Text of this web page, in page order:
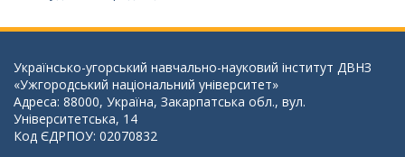
Українсько-угорський навчально-науковий інститут ДВНЗ
«Ужгородський національний університет»
Адреса: 88000, Україна, Закарпатська обл., вул.
Університетська, 14
Код ЄДРПОУ: 02070832